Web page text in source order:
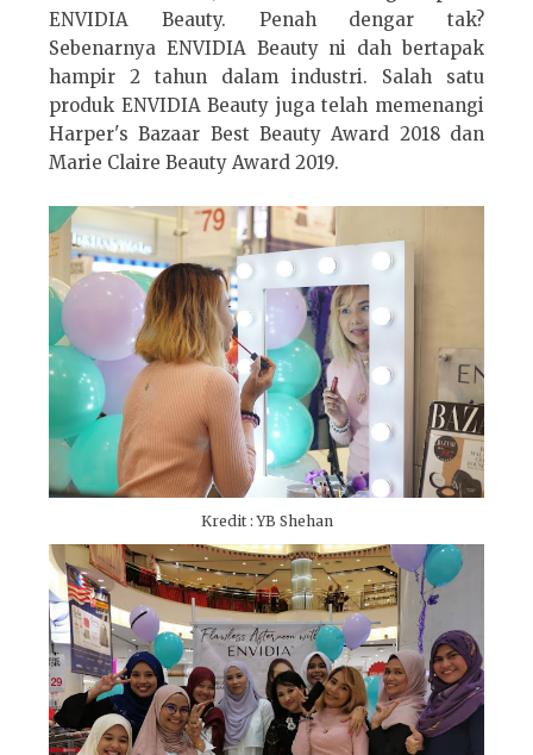
ENVIDIA Beauty. Penah dengar tak?
Sebenarnya ENVIDIA Beauty ni dah bertapak
hampir 2 tahun dalam industri. Salah satu
produk ENVIDIA Beauty juga telah memenangi
Harper's Bazaar Best Beauty Award 2018 dan
Marie Claire Beauty Award 2019.
Kredit : YB Shehan